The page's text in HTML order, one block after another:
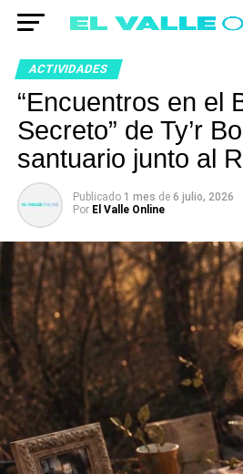
ACTIVIDADES
“Encuentros en el
Secreto” de Ty’r
santuario junto al
Publicado 1 mes de 6 julio, 2026
Por El Valle Online